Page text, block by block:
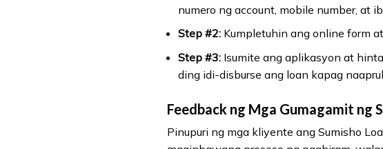
numero ng account, mobile number, at
Step #2:Kumpletuhin ang online form
Step #3:Isumite ang aplikasyon at
ding idi-disburse ang loan kapag
Feedback ng Mga Gumagamit ng
Pinupuri ng mga kliyente ang Sumisho